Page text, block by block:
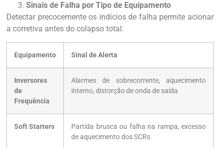
Sinais de Falha por Tipo de Equipamento
Detectar precocemente os indícios de falha permite acionar
a corretiva antes do colapso total:
Equipamento Sinal de Alerta
Inversores
de
Frequência
Alarmes de sobrecorrente, aquecimento
interno, distorção de onda de saída
Soft Starters
Partida brusca ou falha na rampa, excesso
de aquecimento dos SCRs